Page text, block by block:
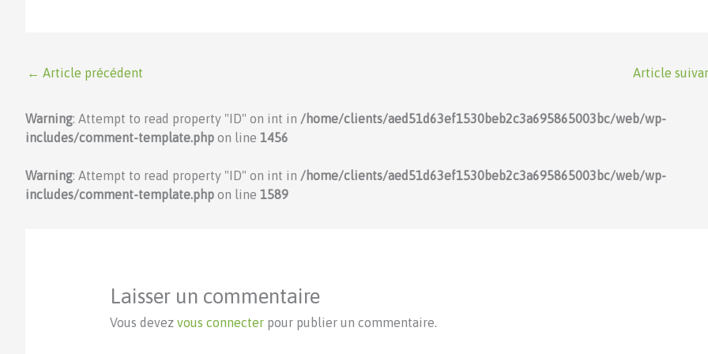
← Article précédent Article
Warning: Attempt to read property "ID" on int in /home/clients/aed51d63ef1530beb2c3a695865003bc/web/wp-
includes/comment-template.php on line 1456
Warning: Attempt to read property "ID" on int in /home/clients/aed51d63ef1530beb2c3a695865003bc/web/wp-
includes/comment-template.php on line 1589
Laisser un commentaire
Vous devez vous connecterpour publier un commentaire.